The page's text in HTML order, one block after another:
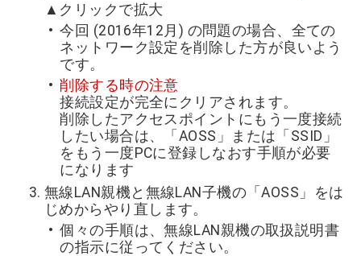
▲クリックで拡大
今回 (2016年12月) の問題の場合、全ての
ネットワーク設定を削除した方が良いよう
です。
削除する時の注意
接続設定が完全にクリアされます。
削除したアクセスポイントにもう一度接続
したい場合は、「AOSS」または「SSID」
をもう一度PCに登録しなおす手順が必要
になります
無線LAN親機と無線LAN子機の「AOSS」をは
じめからやり直します。
個々の手順は、無線LAN親機の取扱説明書
の指示に従ってください。